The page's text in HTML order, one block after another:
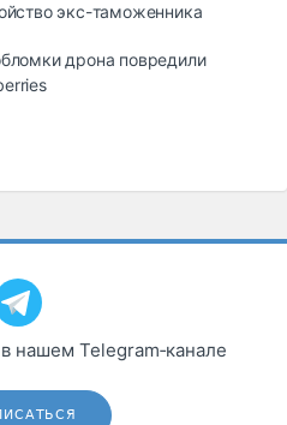
экс-таможенника
дрона повредили
нашем Telegram‑канале